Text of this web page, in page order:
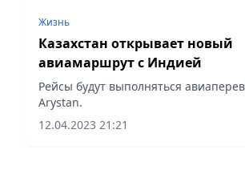
Жизнь
Казахстан открывает новый
авиамаршрут с Индией
Рейсы будут выполняться
Arystan.
12.04.2023 21:21